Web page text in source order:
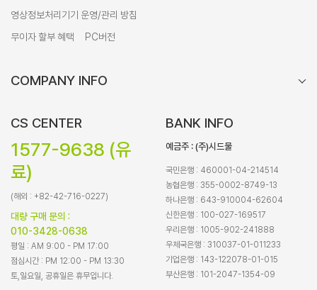
영상정보처리기기 운영/관리 방침
무이자 할부 혜택
PC버전
COMPANY INFO
CS CENTER
1577-9638 (유
료)
(해외 : +82-42-716-0227)
대량 구매 문의 :
010-3428-0638
평일 : AM 9:00 - PM 17:00
점심시간 : PM 12:00 - PM 13:30
토,일요일, 공휴일은 휴무입니다.
BANK INFO
예금주 : (주)시드물
국민은행 : 460001-04-214514
농협은행 : 355-0002-8749-13
하나은행 : 643-910004-62604
신한은행 : 100-027-169517
우리은행 : 1005-902-241888
우체국은행 : 310037-01-011233
기업은행 : 143-122078-01-015
부산은행 : 101-2047-1354-09